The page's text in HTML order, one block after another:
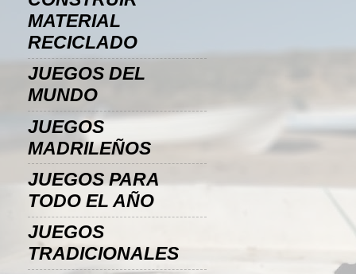
MATERIAL
RECICLADO
JUEGOS DEL
MUNDO
JUEGOS
MADRILEÑOS
JUEGOS PARA
TODO EL AÑO
JUEGOS
TRADICIONALES